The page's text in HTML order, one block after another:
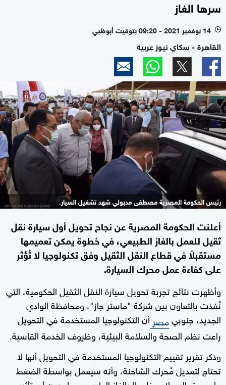
سرها الغاز
l 14 نوفمبر 2021 - 09:20 بتوقيت أبوظبي
القاهرة - سكاي نيوز عربية
رئيس الحكومة المصرية مصطفى مدبولي شهد تشغيل السيار.
أعلنت الحكومة المصرية عن نجاح تحويل أول سيارة نقل
ثقيل للعمل بالغاز الطبيعي، في خطوة يمكن تعميمها
مستقبلاً في قطاع النقل الثقيل وفق تكنولوجيا لا تُؤثر
على كفاءة عمل محرك السيارة.
وأظهرت نتائج تجربة تحويل سيارة النقل الثقيل الحكومية، التي
نُفذت بالتعاون بين شركة "ماستر جاز"، ومحافظة الوادي
الجديد، جنوبيمصر أن التكنولوجيا المستخدمة في التحويل
راعت نظم الصحة والسلامة البيئية، وظروف الخدمة القاسية.
وذكر تقرير تقييم التكنولوجيا المستخدمة في التحويل أنها لا
تحتاج لتعديل مُحرك الشاحنة، وأنه سيعمل بواسطة الضغط